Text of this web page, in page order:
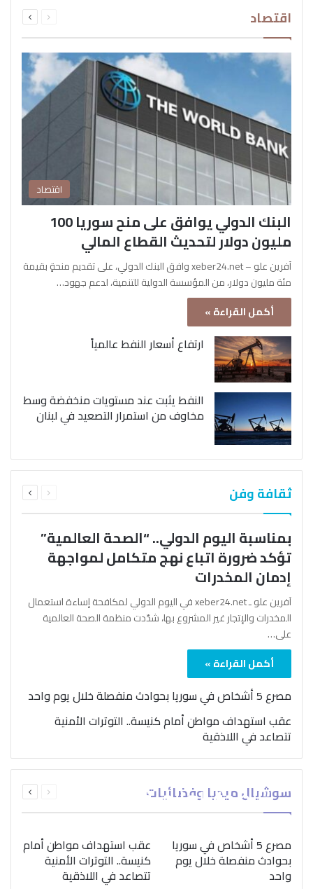
اقتصاد الصفحةالصفحة
اقتصاد
البنك الدولي يوافق على منح سوريا 100
مليون دولار لتحديث القطاع المالي
آفرين علو – xeber24.net وافق البنك الدولي، على تقديم منحةٍ بقيمة
مئة مليون دولار، من المؤسسة الدولية للتنمية، لدعم جهود…
أكمل القراءة »
ارتفاع أسعار النفط عالمياً
النفط يثبت عند مستويات منخفضة وسط
مخاوف من استمرار التصعيد في لبنان
ثقافة وفن الصفحةالصفحة
بمناسبة اليوم الدولي.. “الصحة العالمية”
تؤكد ضرورة اتباع نهج متكامل لمواجهة
إدمان المخدرات
آفرين علو ـ xeber24.net في اليوم الدولي لمكافحة إساءة استعمال
المخدرات والإتجار غير المشروع بها، شدّدت منظمة الصحة العالمية
على…
أكمل القراءة »
مصرع 5 أشخاص في سوريا بحوادث منفصلة خلال يوم واحد
عقب استهداف مواطن أمام كنيسة.. التوترات الأمنية
تتصاعد في اللاذقية
سوشيال ميديا وفضائيات الصفحةالصفحة
بمناسبة اليوم الدولي..
“الصحة العالمية” تؤكد
ضرورة اتباع نهج متكامل
لمواجهة إدمان المخدرات
مصرع 5 أشخاص في سوريا
بحوادث منفصلة خلال يوم
واحد
عقب استهداف مواطن أمام
كنيسة.. التوترات الأمنية
تتصاعد في اللاذقية